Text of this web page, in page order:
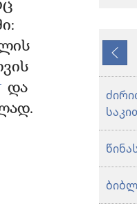
და
წინა